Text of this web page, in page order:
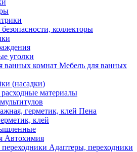
коллекторы
уголки
Мебель для ванных
(насадки)
материалы
Пена
клей
Автохимия
Адаптеры, переходники